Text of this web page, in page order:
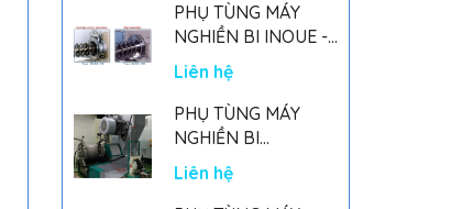
PHỤ TÙNG MÁY
NGHIỀN BI INOUE -
PARTS FOR MHGII-
50 MIGHTY MILL
MARK II
Liên hệ
PHỤ TÙNG MÁY
NGHIỀN BI
NETSZCH
Liên hệ